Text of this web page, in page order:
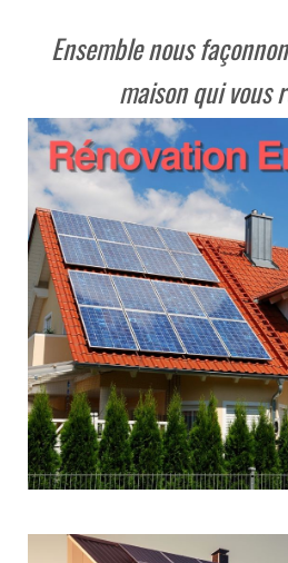
Ensemble nous
maison qui vous